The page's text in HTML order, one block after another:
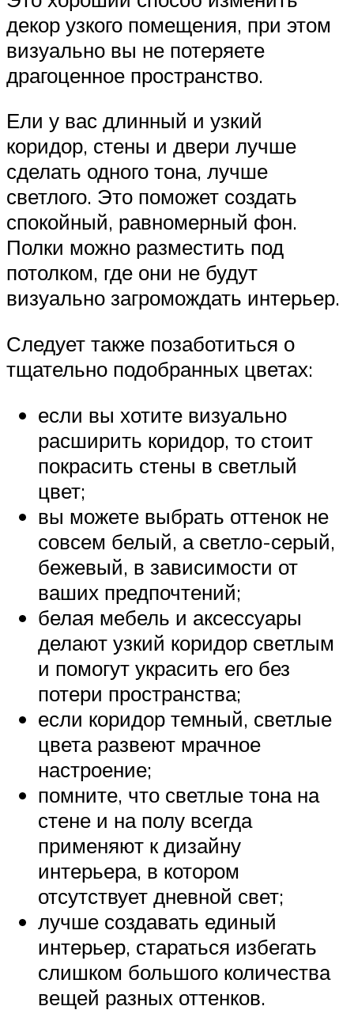
декор узкого помещения, при этом
визуально вы не потеряете
драгоценное пространство.
Ели у вас длинный и узкий
коридор, стены и двери лучше
сделать одного тона, лучше
светлого. Это поможет создать
спокойный, равномерный фон.
Полки можно разместить под
потолком, где они не будут
визуально загромождать интерьер.
Следует также позаботиться о
тщательно подобранных цветах:
если вы хотите визуально
расширить коридор, то стоит
покрасить стены в светлый
цвет;
вы можете выбрать оттенок не
совсем белый, а светло-серый,
бежевый, в зависимости от
ваших предпочтений;
белая мебель и аксессуары
делают узкий коридор светлым
и помогут украсить его без
потери пространства;
если коридор темный, светлые
цвета развеют мрачное
настроение;
помните, что светлые тона на
стене и на полу всегда
применяют к дизайну
интерьера, в котором
отсутствует дневной свет;
лучше создавать единый
интерьер, стараться избегать
слишком большого количества
вещей разных оттенков.